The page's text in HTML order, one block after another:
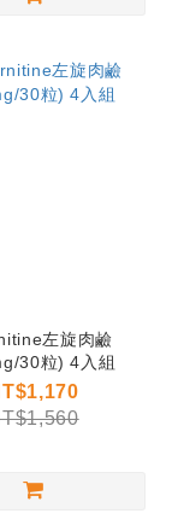
左旋肉鹼
30粒) 4入組